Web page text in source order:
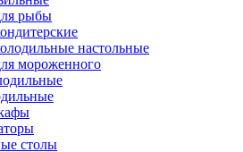
рыбы
настольные
мороженного
столы